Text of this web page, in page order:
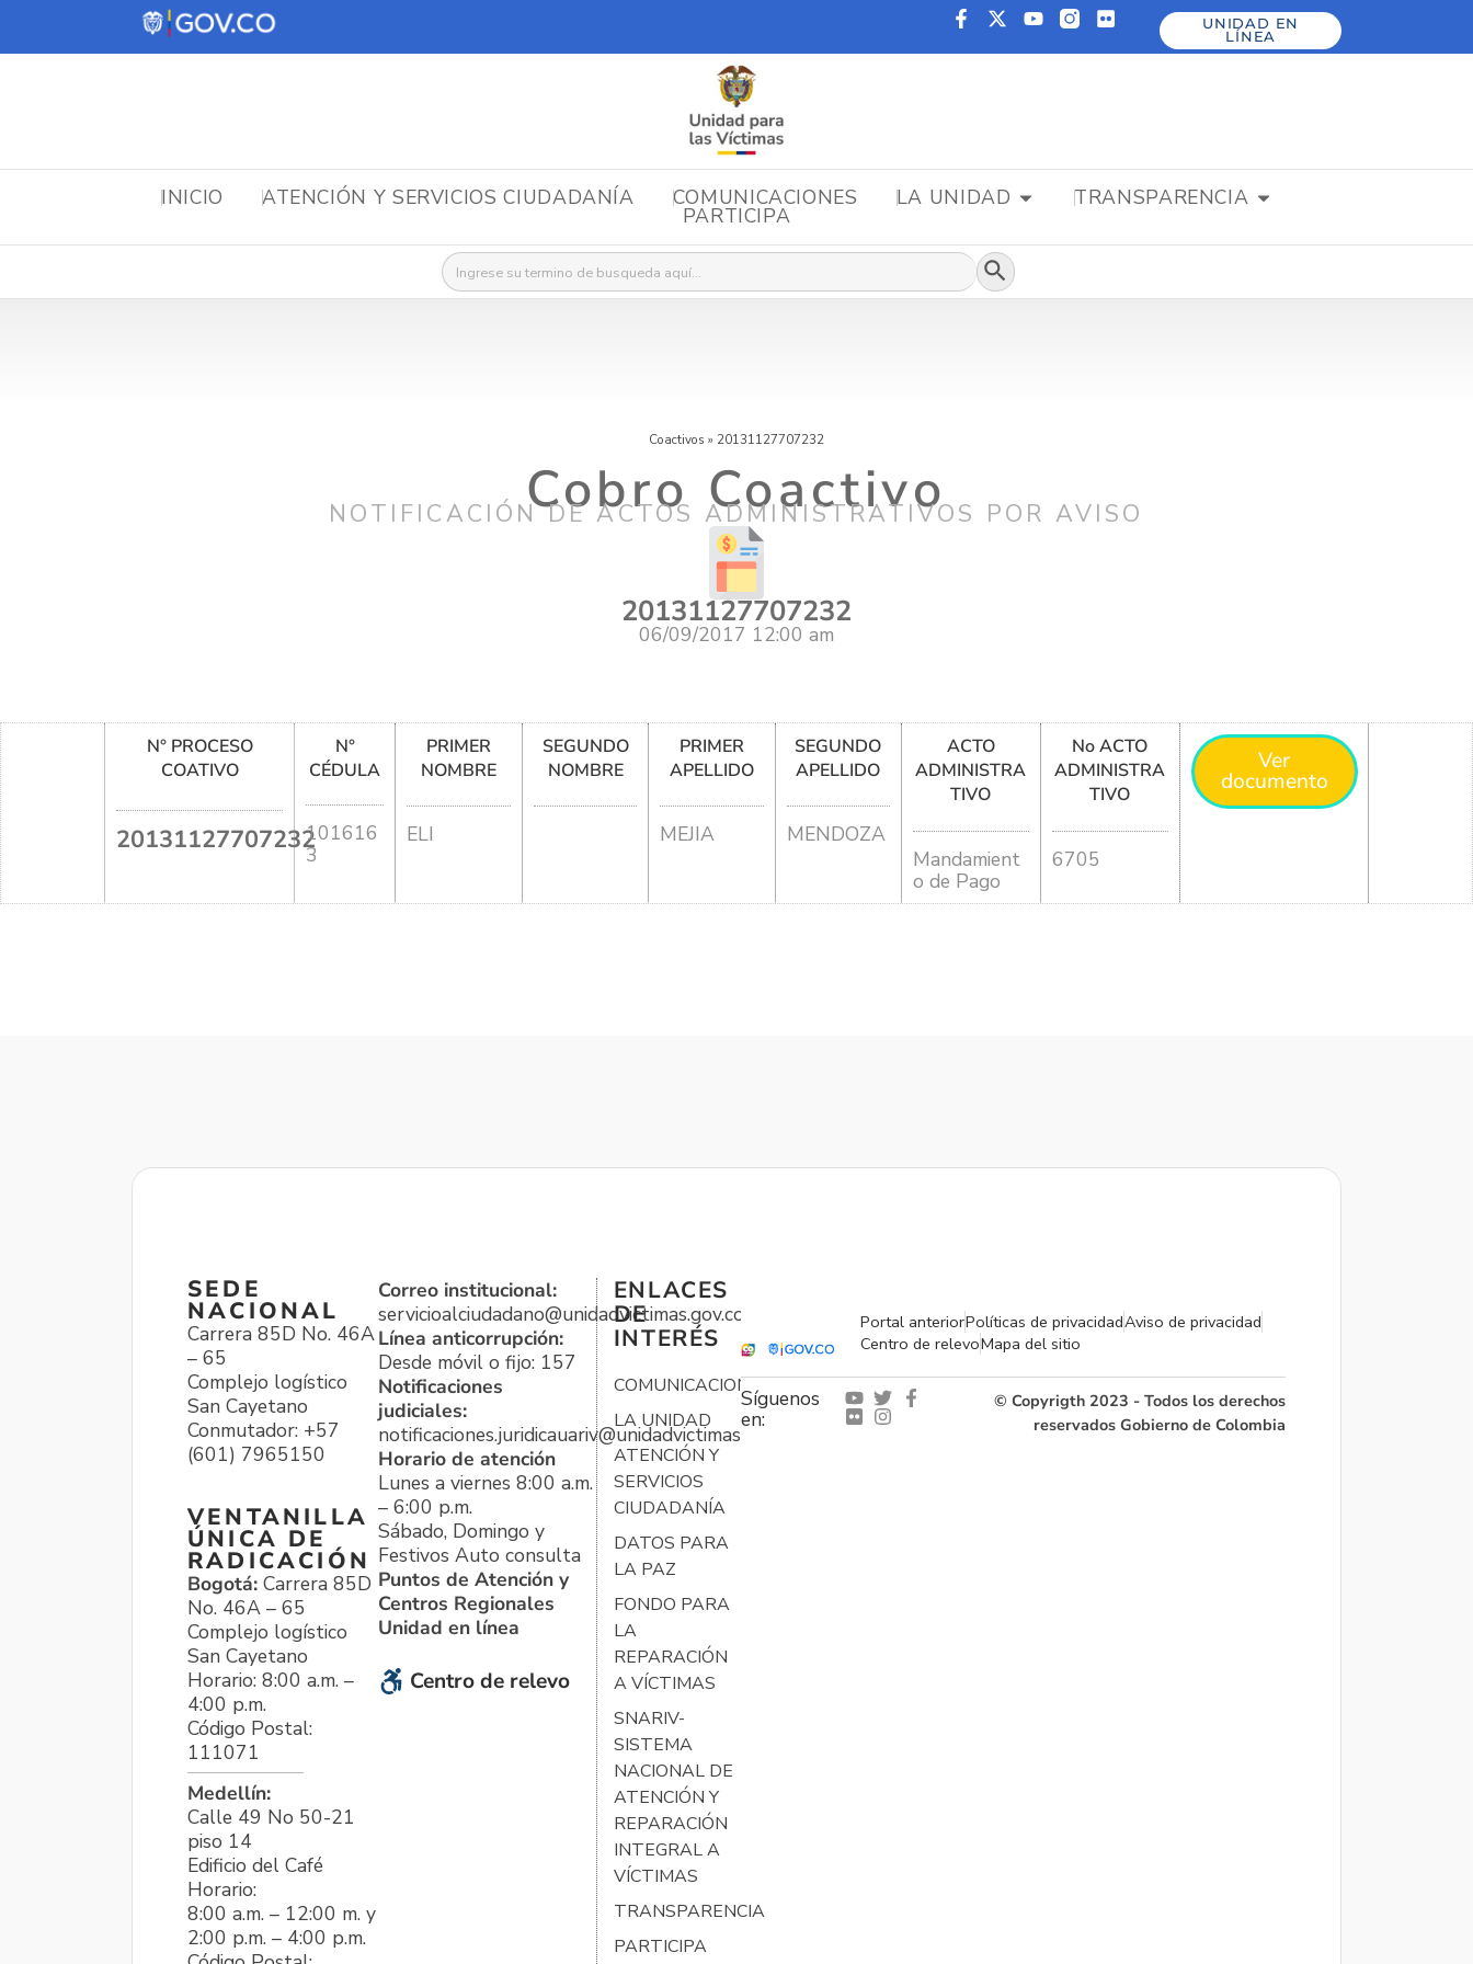
UNIDAD EN
LÍNEA
INICIO ATENCIÓN Y SERVICIOS CIUDADANÍA COMUNICACIONES LA UNIDAD TRANSPARENCIA
PARTICIPA
Buscar: Botón de búsqueda
Coactivos » 20131127707232
Cobro Coactivo
NOTIFICACIÓN DE ACTOS ADMINISTRATIVOS POR AVISO
20131127707232
06/09/2017 12:00 am
N° PROCESO
COATIVO
20131127707232
N°
CÉDULA
101616
3
PRIMER
NOMBRE
ELI
SEGUNDO
NOMBRE
PRIMER
APELLIDO
MEJIA
SEGUNDO
APELLIDO
MENDOZA
ACTO
ADMINISTRA
TIVO
Mandamient
o de Pago
No ACTO
ADMINISTRA
TIVO
6705
Ver
documento
SEDE
NACIONAL
Carrera 85D No. 46A
– 65
Complejo logístico
San Cayetano
Conmutador: +57
(601) 7965150
VENTANILLA
ÚNICA DE
RADICACIÓN
Bogotá: Carrera 85D
No. 46A – 65
Complejo logístico
San Cayetano
Horario: 8:00 a.m. –
4:00 p.m.
Código Postal:
111071
Medellín:
Calle 49 No 50-21
piso 14
Edificio del Café
Horario:
8:00 a.m. – 12:00 m. y
2:00 p.m. – 4:00 p.m.
Correo institucional:
servicioalciudadano@unidadvictimas.gov.co
Línea anticorrupción:
Desde móvil o fijo: 157
Notificaciones
judiciales:
notificaciones.juridicauariv@unidadvictimas.gov.co
Horario de atención
Lunes a viernes 8:00 a.m.
– 6:00 p.m.
Sábado, Domingo y
Festivos Auto consulta
Puntos de Atención y
Centros Regionales
Unidad en línea
Centro de relevo
ENLACES
DE
INTERÉS
COMUNICACIONES
LA UNIDAD
ATENCIÓN Y
SERVICIOS
CIUDADANÍA
DATOS PARA
LA PAZ
FONDO PARA
LA
REPARACIÓN
A VÍCTIMAS
SNARIV-
SISTEMA
NACIONAL DE
ATENCIÓN Y
REPARACIÓN
INTEGRAL A
VÍCTIMAS
TRANSPARENCIA
PARTICIPA
Portal anteriorPolíticas de privacidadAviso de privacidad
Centro de relevoMapa del sitio
Síguenos
en:
© Copyrigth 2023 - Todos los derechos
reservados Gobierno de Colombia